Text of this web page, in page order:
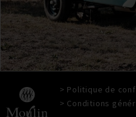
> Politique de
> Conditions